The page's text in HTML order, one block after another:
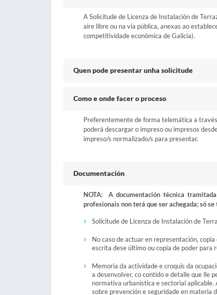
A Solicitude de Licenza de Instalación de
aire libre ou na vía pública, anexas ao
competitividade económica de Galicia).
Quen pode presentar unha solicitude
Como e onde facer o proceso
Preferentemente de forma telemática a
poderá descargar o impreso ou impresos
impreso/s normalizado/s para presentar.
Documentación
NOTA: A documentación técnica
profesionais non terá que ser achegada; só
Solicitude de Licenza de Instalación de
No caso de actuar en representación,
escrita dese último ou copia de poder para
Memoria da actividade e croquis da
a desenvolver, co contido e detalle que lle
normativa urbanística e sectorial
sobre prevención e seguridade en materia